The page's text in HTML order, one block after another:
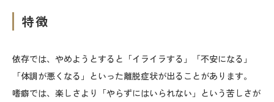
特徴
依存では、やめようとすると「イライラする」「不安になる」
「体調が悪くなる」といった離脱症状が出ることがあります。
嗜癖では、楽しさより「やらずにはいられない」という苦しさが